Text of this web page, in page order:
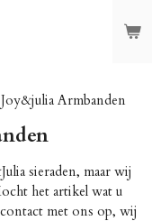
Joy&julia Armbanden
sieraden, maar wij
het artikel wat u
met ons op, wij